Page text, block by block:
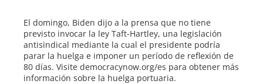
El domingo, Biden dijo a la prensa que no tiene
previsto invocar la ley Taft-Hartley, una legislación
antisindical mediante la cual el presidente podría
parar la huelga e imponer un período de reflexión de
80 días. Visite democracynow.org/es para obtener más
información sobre la huelga portuaria.